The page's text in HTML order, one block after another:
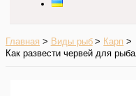
Главная Виды рыб
Карп
Как развести червей для